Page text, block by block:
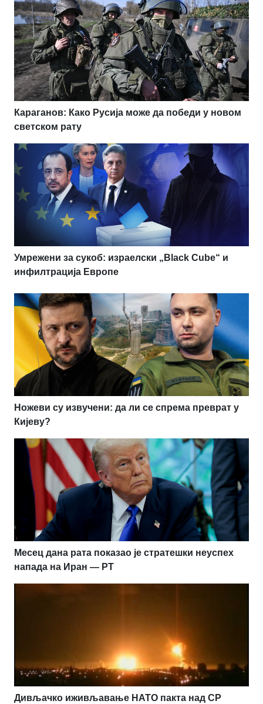
Караганов: Како Русија може да победи у новом
светском рату
Умрежени за сукоб: израелски „Black Cube“ и
инфилтрација Европе
Ножеви су извучени: да ли се спрема преврат у
Кијеву?
Месец дана рата показао је стратешки неуспех
напада на Иран — РТ
Дивљачко иживљавање НАТО пакта над СР